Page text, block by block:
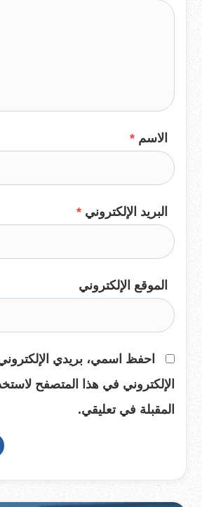
الاسم *
البريد الإلكتروني *
الموقع الإلكتروني
احفظ اسمي، بريدي
الإلكتروني في هذا المتصفح
المقبلة في تعليقي.